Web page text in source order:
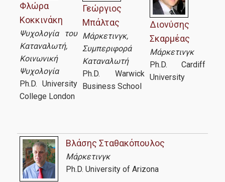
Φλώρα
Κοκκινάκη
Ψυχολογία του
Καταναλωτή,
Κοινωνική
Ψυχολογία
Ph.D. University
College London
Γεώργιος
Μπάλτας
Μάρκετινγκ,
Συμπεριφορά
Καταναλωτή
Ph.D. Warwick
Business School
Διονύσης
Σκαρμέας
Μάρκετινγκ
Ph.D. Cardiff
University
Βλάσης Σταθακόπουλος
Μάρκετινγκ
Ph.D. University of Arizona